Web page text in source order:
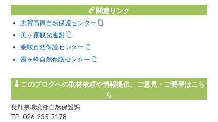
関連リンク
志賀高原自然保護センター
美ヶ原観光連盟
乗鞍自然保護センター
霧ヶ峰自然保護センター
このブログへの取材依頼や情報提供、ご意見・ご要望はこち
ら
長野県環境部自然保護課
TEL 026-235-7178